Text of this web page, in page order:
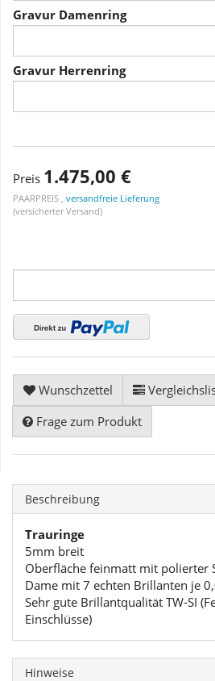
Gravur Damenring
Gravur Herrenring
Preis 1.475,00 €
PAARPREIS , versandfreie Lieferung
(versicherter Versand)
Wunschzettel
Frage zum Produkt
Beschreibung
Trauringe
5mm breit
Oberfläche feinmatt mit polierter
Dame mit 7 echten Brillanten je
Sehr gute Brillantqualität TW-SI
Einschlüsse)
Hinweise